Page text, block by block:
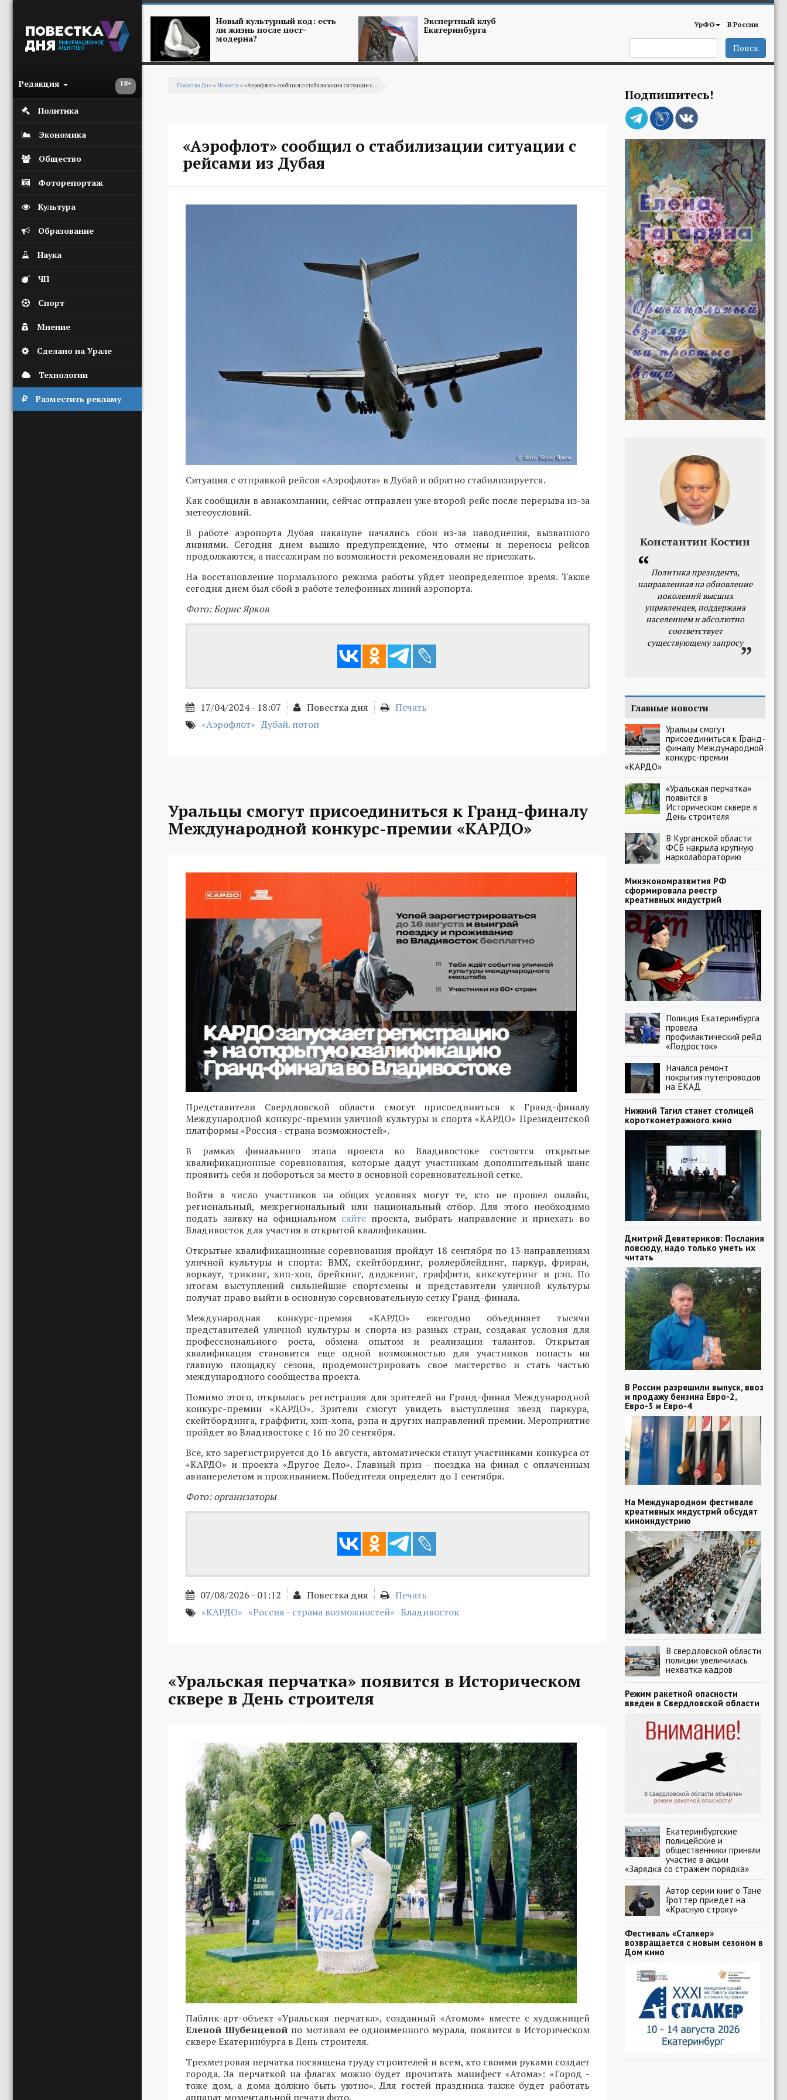
18+
Редакция
Политика
Экономика
Общество
Фоторепортаж
Культура
Образование
Наука
ЧП
Спорт
Мнение
Сделано на Урале
Технологии
Разместить рекламу
Новый культурный код: есть
ли жизнь после пост-
модерна?
Экспертный клуб
Екатеринбурга УрФО В России
Поиск
Повестка Дня» Новости» «Аэрофлот» сообщил о стабилизации ситуации с...
«Аэрофлот» сообщил о стабилизации ситуации с
рейсами из Дубая
Ситуация с отправкой рейсов «Аэрофлота» в Дубай и обратно стабилизируется.
Как сообщили в авиакомпании, сейчас отправлен уже второй рейс после перерыва из-за
метеоусловий.
В работе аэропорта Дубая накануне начались сбои из-за наводнения, вызванного
ливнями. Сегодня днем вышло предупреждение, что отмены и переносы рейсов
продолжаются, а пассажирам по возможности рекомендовали не приезжать.
На восстановление нормального режима работы уйдет неопределенное время. Также
сегодня днем был сбой в работе телефонных линий аэропорта.
Фото: Борис Ярков
17/04/2024 - 18:07 Повестка дня
Печать
«Аэрофлот» Дубай. потоп
Уральцы смогут присоединиться к Гранд-финалу
Международной конкурс-премии «КАРДО»
Представители Свердловской области смогут присоединиться к Гранд-финалу
Международной конкурс-премии уличной культуры и спорта «КАРДО» Президентской
платформы «Россия - страна возможностей».
В рамках финального этапа проекта во Владивостоке состоятся открытые
квалификационные соревнования, которые дадут участникам дополнительный шанс
проявить себя и побороться за место в основной соревновательной сетке.
Войти в число участников на общих условиях могут те, кто не прошел онлайн,
региональный, межрегиональный или национальный отбор. Для этого необходимо
подать заявку на официальном сайтепроекта, выбрать направление и приехать во
Владивосток для участия в открытой квалификации.
Открытые квалификационные соревнования пройдут 18 сентября по 13 направлениям
уличной культуры и спорта: BMX, скейтбординг, роллерблейдинг, паркур, фриран,
воркаут, трикинг, хип-хоп, брейкинг, диджеинг, граффити, кикскутеринг и рэп. По
итогам выступлений сильнейшие спортсмены и представители уличной культуры
получат право выйти в основную соревновательную сетку Гранд-финала.
Международная конкурс-премия «КАРДО» ежегодно объединяет тысячи
представителей уличной культуры и спорта из разных стран, создавая условия для
профессионального роста, обмена опытом и реализации талантов. Открытая
квалификация становится еще одной возможностью для участников попасть на
главную площадку сезона, продемонстрировать свое мастерство и стать частью
международного сообщества проекта.
Помимо этого, открылась регистрация для зрителей на Гранд-финал Международной
конкурс-премии «КАРДО». Зрители смогут увидеть выступления звезд паркура,
скейтбординга, граффити, хип-хопа, рэпа и других направлений премии. Мероприятие
пройдет во Владивостоке с 16 по 20 сентября.
Все, кто зарегистрируется до 16 августа, автоматически станут участниками конкурса от
«КАРДО» и проекта «Другое Дело». Главный приз - поездка на финал с оплаченным
авиаперелетом и проживанием. Победителя определят до 1 сентября.
Фото: организаторы
07/08/2026 - 01:12 Повестка дня
Печать
«КАРДО» «Россия - страна возможностей» Владивосток
«Уральская перчатка» появится в Историческом
сквере в День строителя
Паблик-арт-объект «Уральская перчатка», созданный «Атомом» вместе с художницей
Еленой Шубенцевой по мотивам ее одноименного мурала, появится в Историческом
сквере Екатеринбурга в День строителя.
Трехметровая перчатка посвящена труду строителей и всем, кто своими руками создает
города. За перчаткой на флагах можно будет прочитать манифест «Атома»: «Город -
тоже дом, а дома должно быть уютно». Для гостей праздника также будет работать
аппарат моментальной печати фото.
Подпишитесь!
Константин Костин
Политика президента,
направленная на обновление
поколений высших
управленцев, поддержана
населением и абсолютно
соответствует
существующему запросу
Главные новости
Уральцы смогут
присоединиться к Гранд-
финалу Международной
конкурс-премии
«КАРДО»
«Уральская перчатка»
появится в
Историческом сквере в
День строителя
В Курганской области
ФСБ накрыла крупную
нарколабораторию
Минэкономразвития РФ
сформировала реестр
креативных индустрий
Полиция Екатеринбурга
провела
профилактический рейд
«Подросток»
Начался ремонт
покрытия путепроводов
на ЕКАД
Нижний Тагил станет столицей
короткометражного кино
Дмитрий Девятериков: Послания
повсюду, надо только уметь их
читать
В России разрешили выпуск, ввоз
и продажу бензина Евро-2,
Евро-3 и Евро-4
На Международном фестивале
креативных индустрий обсудят
киноиндустрию
В свердловской области
полиции увеличилась
нехватка кадров
Режим ракетной опасности
введен в Свердловской области
Екатеринбургские
полицейские и
общественники приняли
участие в акции
«Зарядка со стражем порядка»
Автор серии книг о Тане
Гроттер приедет на
«Красную строку»
Фестиваль «Сталкер»
возвращается с новым сезоном в
Дом кино